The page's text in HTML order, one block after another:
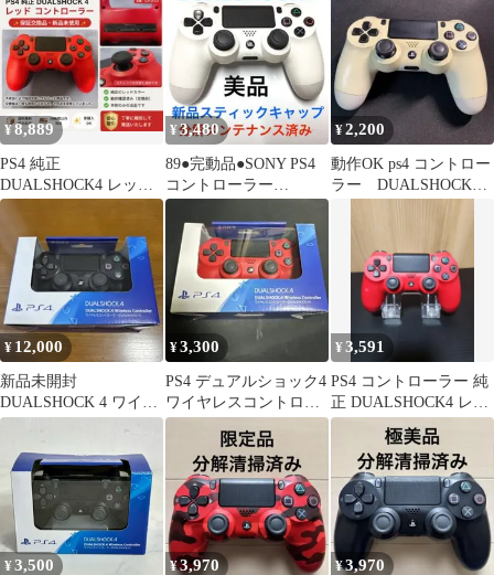
ーホワイト
DUALSHOCK4 1192
¥8,889
PS4 純正
DUALSHOCK4 レッド
CUH-ZCT2J 新品未使用
¥3,480
89●完動品●SONY PS4
コントローラー
DUALSHOCK4 ホワイ
¥2,200
動作OK ps4 コントロー
ラー DUALSHOCK4
¥ 12,000
新品未開封
DUALSHOCK 4 ワイヤ
レスコントローラー Jet
¥3,300
PS4 デュアルショック4
ワイヤレスコントロー
ラ
¥3,591
PS4 コントローラー 純
正 DUALSHOCK4 レッ
ド CUH-ZCT2J
¥3,500 ¥3,970 ¥3,970